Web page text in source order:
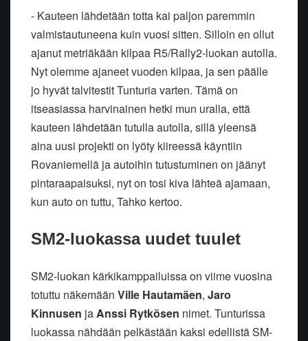
- Kauteen lähdetään totta kai paljon paremmin
valmistautuneena kuin vuosi sitten. Silloin en ollut
ajanut metriäkään kilpaa R5/Rally2-luokan autolla.
Nyt olemme ajaneet vuoden kilpaa, ja sen päälle
jo hyvät talvitestit Tunturia varten. Tämä on
itseasiassa harvinainen hetki mun uralla, että
kauteen lähdetään tutulla autolla, sillä yleensä
aina uusi projekti on lyöty kiireessä käyntiin
Rovaniemellä ja autoihin tutustuminen on jäänyt
pintaraapaisuksi, nyt on tosi kiva lähteä ajamaan,
kun auto on tuttu, Tahko kertoo.
SM2-luokassa uudet tuulet
SM2-luokan kärkikamppailuissa on viime vuosina
totuttu näkemään Ville Hautamäen, Jaro
Kinnusen jaAnssi Rytkösen nimet. Tunturissa
luokassa nähdään pelkästään kaksi edellistä SM-